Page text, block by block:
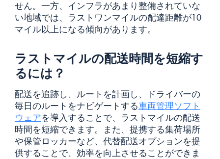
せん。一方、インフラがあまり整備されていな
い地域では、ラストワンマイルの配達距離が10
マイル以上になる傾向があります。
ラストマイルの配送時間を短縮す
るには？
配送を追跡し、ルートを計画し、ドライバーの
毎日のルートをナビゲートする車両管理ソフト
ウェアを導入することで、ラストマイルの配送
時間を短縮できます。また、提携する集荷場所
や保管ロッカーなど、代替配送オプションを提
供することで、効率を向上させることができま